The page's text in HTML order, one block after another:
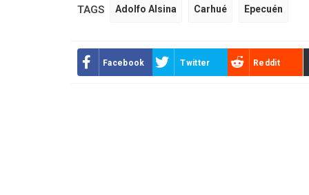
TAGS Adolfo Alsina Carhué Epecuén
Facebook Twitter Reddit